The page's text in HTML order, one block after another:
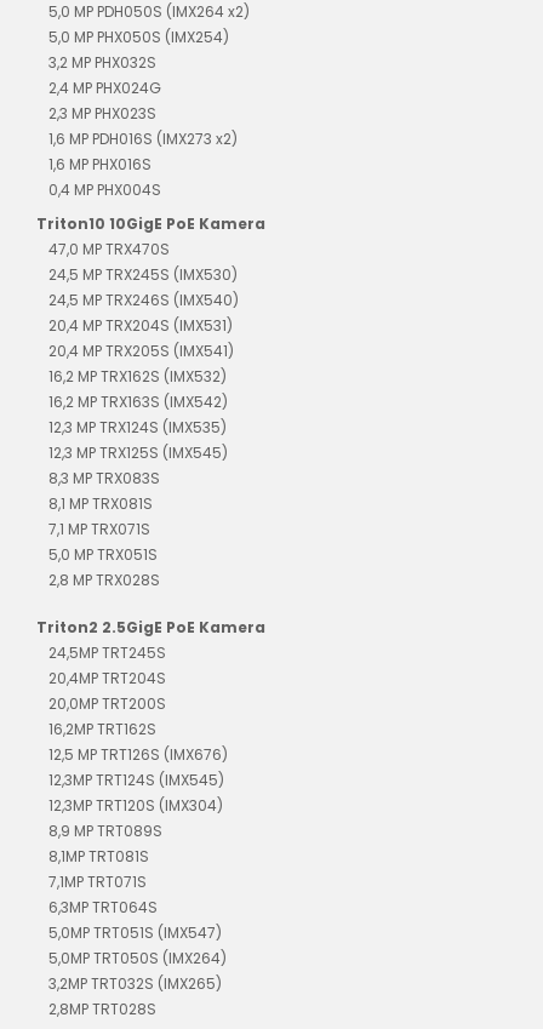
5,0 MP PDH050S (IMX264 x2)
5,0 MP PHX050S (IMX254)
3,2 MP PHX032S
2,4 MP PHX024G
2,3 MP PHX023S
1,6 MP PDH016S (IMX273 x2)
1,6 MP PHX016S
0,4 MP PHX004S
Triton10 10GigE PoE Kamera
47,0 MP TRX470S
24,5 MP TRX245S (IMX530)
24,5 MP TRX246S (IMX540)
20,4 MP TRX204S (IMX531)
20,4 MP TRX205S (IMX541)
16,2 MP TRX162S (IMX532)
16,2 MP TRX163S (IMX542)
12,3 MP TRX124S (IMX535)
12,3 MP TRX125S (IMX545)
8,3 MP TRX083S
8,1 MP TRX081S
7,1 MP TRX071S
5,0 MP TRX051S
2,8 MP TRX028S
Triton2 2.5GigE PoE Kamera
24,5MP TRT245S
20,4MP TRT204S
20,0MP TRT200S
16,2MP TRT162S
12,5 MP TRT126S (IMX676)
12,3MP TRT124S (IMX545)
12,3MP TRT120S (IMX304)
8,9 MP TRT089S
8,1MP TRT081S
7,1MP TRT071S
6,3MP TRT064S
5,0MP TRT051S (IMX547)
5,0MP TRT050S (IMX264)
3,2MP TRT032S (IMX265)
2,8MP TRT028S